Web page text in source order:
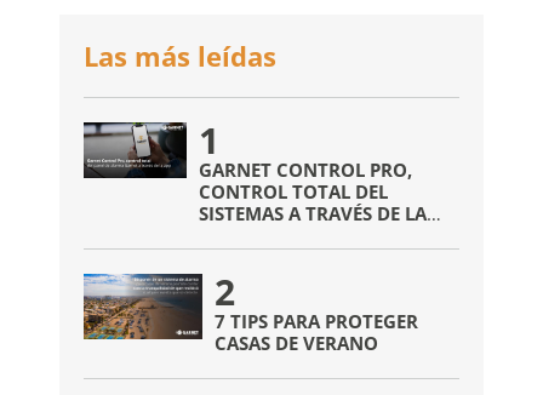
Las más leídas
1
GARNET CONTROL PRO,
CONTROL TOTAL DEL
SISTEMAS A TRAVÉS DE LA
2
7 TIPS PARA PROTEGER
CASAS DE VERANO